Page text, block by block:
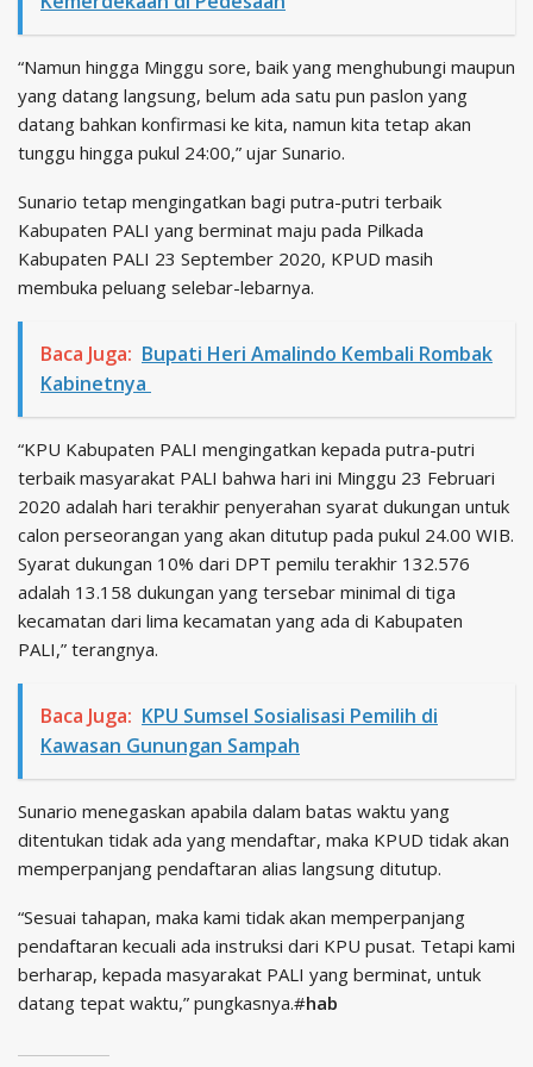
“Namun hingga Minggu sore, baik yang menghubungi maupun
yang datang langsung, belum ada satu pun paslon yang
datang bahkan konfirmasi ke kita, namun kita tetap akan
tunggu hingga pukul 24:00,” ujar Sunario.
Sunario tetap mengingatkan bagi putra-putri terbaik
Kabupaten PALI yang berminat maju pada Pilkada
Kabupaten PALI 23 September 2020, KPUD masih
membuka peluang selebar-lebarnya.
Baca Juga: Bupati Heri Amalindo Kembali Rombak
Kabinetnya
“KPU Kabupaten PALI mengingatkan kepada putra-putri
terbaik masyarakat PALI bahwa hari ini Minggu 23 Februari
2020 adalah hari terakhir penyerahan syarat dukungan untuk
calon perseorangan yang akan ditutup pada pukul 24.00 WIB.
Syarat dukungan 10% dari DPT pemilu terakhir 132.576
adalah 13.158 dukungan yang tersebar minimal di tiga
kecamatan dari lima kecamatan yang ada di Kabupaten
PALI,” terangnya.
Baca Juga: KPU Sumsel Sosialisasi Pemilih di
Kawasan Gunungan Sampah
Sunario menegaskan apabila dalam batas waktu yang
ditentukan tidak ada yang mendaftar, maka KPUD tidak akan
memperpanjang pendaftaran alias langsung ditutup.
“Sesuai tahapan, maka kami tidak akan memperpanjang
pendaftaran kecuali ada instruksi dari KPU pusat. Tetapi kami
berharap, kepada masyarakat PALI yang berminat, untuk
datang tepat waktu,” pungkasnya.#hab